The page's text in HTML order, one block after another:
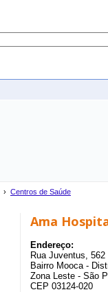
› Centros de Saúde
Ama
Endereço:
Rua Juventus, 562
Bairro Mooca -
Zona Leste - São
CEP 03124-020